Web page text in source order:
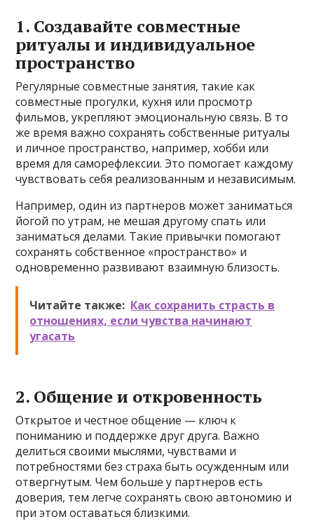
1. Создавайте совместные
ритуалы и индивидуальное
пространство
Регулярные совместные занятия, такие как
совместные прогулки, кухня или просмотр
фильмов, укрепляют эмоциональную связь. В то
же время важно сохранять собственные ритуалы
и личное пространство, например, хобби или
время для саморефлексии. Это помогает каждому
чувствовать себя реализованным и независимым.
Например, один из партнеров может заниматься
йогой по утрам, не мешая другому спать или
заниматься делами. Такие привычки помогают
сохранять собственное «пространство» и
одновременно развивают взаимную близость.
Читайте также: Как сохранить страсть в
отношениях, если чувства начинают
угасать
2. Общение и откровенность
Открытое и честное общение — ключ к
пониманию и поддержке друг друга. Важно
делиться своими мыслями, чувствами и
потребностями без страха быть осужденным или
отвергнутым. Чем больше у партнеров есть
доверия, тем легче сохранять свою автономию и
при этом оставаться близкими.